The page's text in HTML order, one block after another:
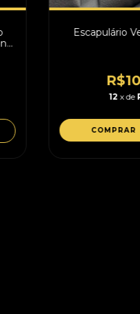
Escapulário
12 x de
COMPRAR